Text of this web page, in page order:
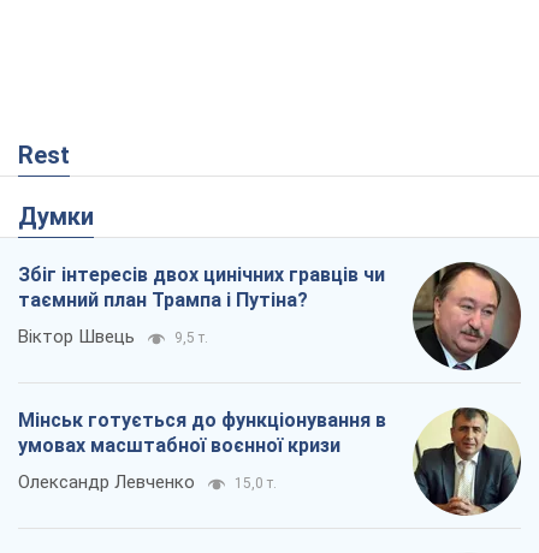
Rest
Думки
Збіг інтересів двох цинічних гравців чи
таємний план Трампа і Путіна?
Віктор Швець 9,5 т.
Мінськ готується до функціонування в
умовах масштабної воєнної кризи
Олександр Левченко 15,0 т.